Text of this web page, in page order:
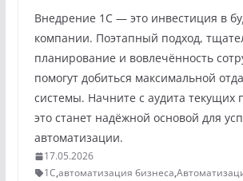
Внедрение 1С — это инвестиция в
компании. Поэтапный подход,
планирование и вовлечённость
помогут добиться максимальной
системы. Начните с аудита текущих
это станет надёжной основой для
автоматизации.
17.05.2026
1С,автоматизация бизнеса,